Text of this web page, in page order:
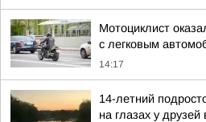
Мотоциклист
с легковым
14:17
14-летний
на глазах у друзей